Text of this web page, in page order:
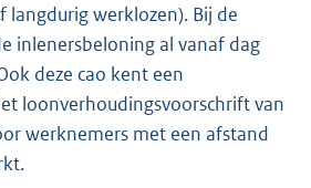
langdurig werklozen). Bij de
inlenersbeloning al vanaf dag
deze cao kent een
loonverhoudingsvoorschrift van
werknemers met een afstand